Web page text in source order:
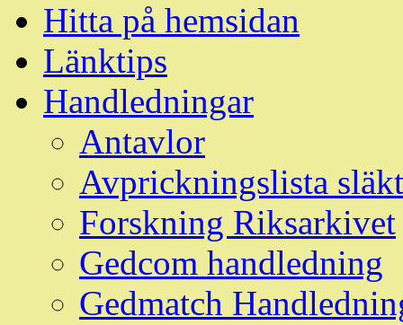
Hitta på hemsidan
Länktips
Handledningar
Antavlor
Avprickningslista
Forskning Riksarkivet
Gedcom handledning
Gedmatch